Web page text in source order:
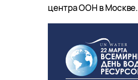
центра ООН в Москве.